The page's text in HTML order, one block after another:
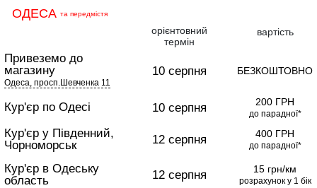
ОДЕСА та передмістя
орієнтовний
термін
вартість
Привеземо до
магазину
Одеса, просп.Шевченка 11
Кур'єр по Одесі
Кур'єр у Південний,
Чорноморськ
Кур'єр в Одеську
область
10 серпня
10 серпня
12 серпня
12 серпня
БЕЗКОШТОВНО
200 ГРН
до парадної*
400 ГРН
до парадної*
15 грн/км
розрахунок у 1 бік